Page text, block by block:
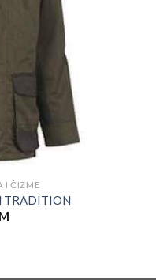
I ČIZME
TRADITION